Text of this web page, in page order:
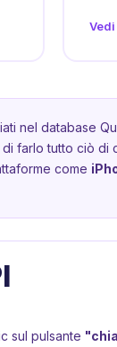
nel database
farlo tutto ciò di
come
sul pulsante